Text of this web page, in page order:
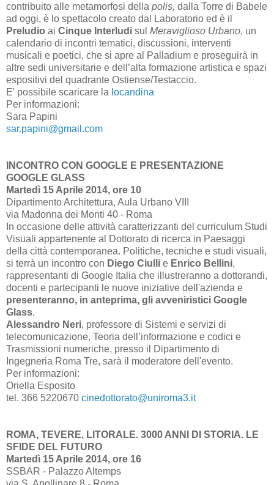
contribuito alle metamorfosi della polis, dalla Torre di Babele
ad oggi, è lo spettacolo creato dal Laboratorio ed è il
Preludio ai Cinque Interludi sul Meraviglioso Urbano, un
calendario di incontri tematici, discussioni, interventi
musicali e poetici, che si apre al Palladium e proseguirà in
altre sedi universitarie e dell’alta formazione artistica e spazi
espositivi del quadrante Ostiense/Testaccio.
E' possibile scaricare la locandina
Per informazioni:
Sara Papini
sar.papini@gmail.com
INCONTRO CON GOOGLE E PRESENTAZIONE
GOOGLE GLASS
Martedì 15 Aprile 2014, ore 10
Dipartimento Architettura, Aula Urbano VIII
via Madonna dei Monti 40 - Roma
In occasione delle attività caratterizzanti del curriculum Studi
Visuali appartenente al Dottorato di ricerca in Paesaggi
della città contemporanea. Politiche, tecniche e studi visuali,
si terrà un incontro con Diego Ciulli e Enrico Bellini,
rappresentanti di Google Italia che illustreranno a dottorandi,
docenti e partecipanti le nuove iniziative dell'azienda e
presenteranno, in anteprima, gli avveniristici Google
Glass.
Alessandro Neri, professore di Sistemi e servizi di
telecomunicazione, Teoria dell’informazione e codici e
Trasmissioni numeriche, presso il Dipartimento di
Ingegneria Roma Tre, sarà il moderatore dell'evento.
Per informazioni:
Oriella Esposito
tel. 366 5220670 cinedottorato@uniroma3.it
ROMA, TEVERE, LITORALE. 3000 ANNI DI STORIA. LE
SFIDE DEL FUTURO
Martedì 15 Aprile 2014, ore 16
SSBAR - Palazzo Altemps